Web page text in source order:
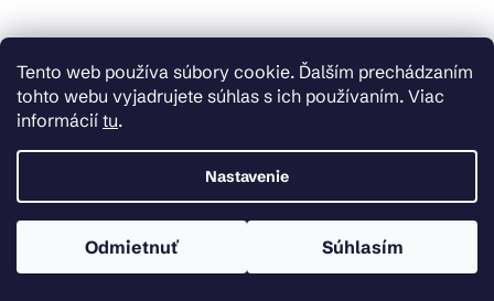
Tento web používa súbory cookie. Ďalším prechádzaním
tohto webu vyjadrujete súhlas s ich používaním. Viac
informácií tu.
Nastavenie
Odmietnuť Súhlasím
Vložte svoj e-mail a my Vám budeme zasielať informácie o
nových produktoch na našom e-shope.
Prihlásiť sa